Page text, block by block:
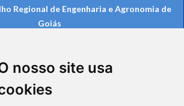
nosso site usa
Regional de Engenharia e Agronomia de
Goiás
Telefones:
(Goiânia e Região Metropolitana)
642 6598 (Demais Localidades)